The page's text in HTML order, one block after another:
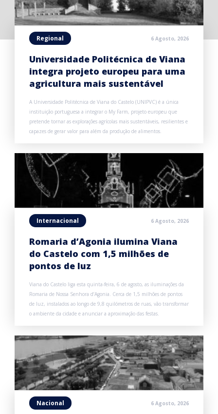
Regional 6 Agosto, 2026
Universidade Politécnica de Viana
integra projeto europeu para uma
agricultura mais sustentável
A Universidade Politécnica de Viana do Castelo (UNIPVC) é a única
instituição portuguesa a integrar o My Farm, projeto europeu que
pretende tornar as explorações agrícolas mais sustentáveis, resilientes e
capazes de gerar valor para além da produção de alimentos.
Internacional 6 Agosto, 2026
Romaria d’Agonia ilumina Viana
do Castelo com 1,5 milhões de
pontos de luz
Viana do Castelo liga esta quinta-feira, 6 de agosto, as iluminações da
Romaria de Nossa Senhora d’Agonia. Cerca de 1,5 milhões de pontos
de luz, instalados ao longo de 9,8 quilómetros de ruas, vão transformar
o ambiente da cidade e anunciar a aproximação das festas.
Nacional 6 Agosto, 2026